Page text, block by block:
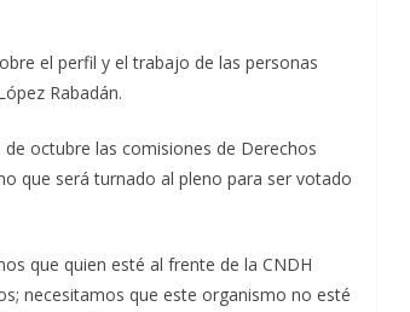
el perfil y el trabajo de las personas
Rabadán.
octubre las comisiones de Derechos
que será turnado al pleno para ser votado
que quien esté al frente de la CNDH
necesitamos que este organismo no esté